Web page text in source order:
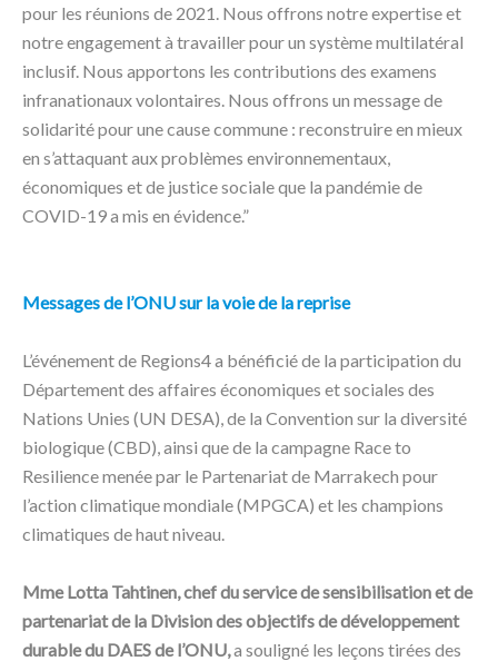
pour les réunions de 2021. Nous offrons notre expertise et
notre engagement à travailler pour un système multilatéral
inclusif. Nous apportons les contributions des examens
infranationaux volontaires. Nous offrons un message de
solidarité pour une cause commune : reconstruire en mieux
en s’attaquant aux problèmes environnementaux,
économiques et de justice sociale que la pandémie de
COVID-19 a mis en évidence.”
Messages de l’ONU sur la voie de la reprise
L’événement de Regions4 a bénéficié de la participation du
Département des affaires économiques et sociales des
Nations Unies (UN DESA), de la Convention sur la diversité
biologique (CBD), ainsi que de la campagne Race to
Resilience menée par le Partenariat de Marrakech pour
l’action climatique mondiale (MPGCA) et les champions
climatiques de haut niveau.
Mme Lotta Tahtinen, chef du service de sensibilisation et de
partenariat de la Division des objectifs de développement
durable du DAES de l’ONU,a souligné les leçons tirées des